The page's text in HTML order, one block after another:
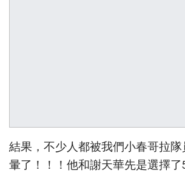
結果，不少人都被我們小春哥拉
暈了！！！他和謝天華先是選擇了